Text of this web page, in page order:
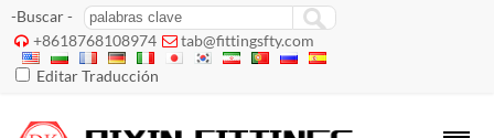
-Buscar -
 +8618768108974  tab@fittingsfty.com
Editar Traducción